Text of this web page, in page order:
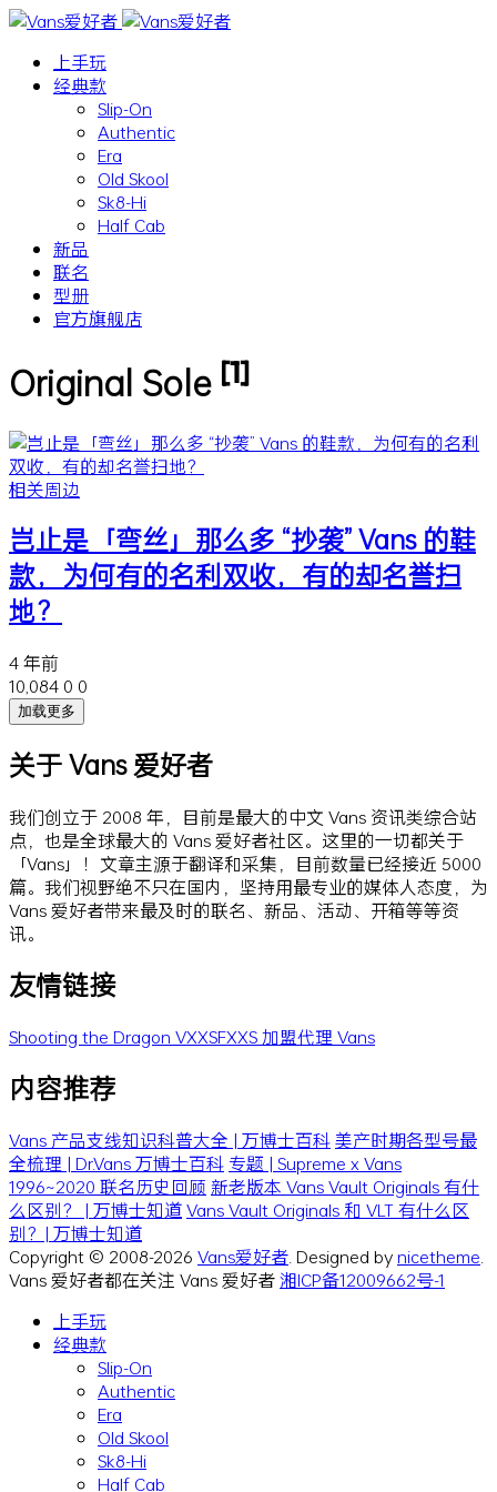
上手玩
经典款
Slip-On
Authentic
Era
Old Skool
Sk8-Hi
Half Cab
新品
联名
型册
官方旗舰店
Original Sole [1]
相关周边
岂止是「弯丝」那么多 “抄袭” Vans 的鞋
款，为何有的名利双收，有的却名誉扫
地？
4 年前
10,084 0 0
加载更多
关于 Vans 爱好者
我们创立于 2008 年，目前是最大的中文 Vans 资讯类综合站
点，也是全球最大的 Vans 爱好者社区。这里的一切都关于
「Vans」！文章主源于翻译和采集，目前数量已经接近 5000
篇。我们视野绝不只在国内，坚持用最专业的媒体人态度，为
Vans 爱好者带来最及时的联名、新品、活动、开箱等等资
讯。
友情链接
Shooting the Dragon VXXSFXXS加盟代理 Vans
内容推荐
Vans 产品支线知识科普大全 | 万博士百科美产时期各型号最
全梳理 | Dr.Vans 万博士百科 专题 | Supreme x Vans
1996~2020 联名历史回顾 新老版本 Vans Vault Originals 有什
么区别？ | 万博士知道Vans Vault Originals 和 VLT 有什么区
别？| 万博士知道
Copyright © 2008-2026 Vans爱好者 . Designed bynicetheme
Vans 爱好者都在关注 Vans 爱好者湘ICP备12009662号-1
上手玩
经典款
Slip-On
Authentic
Era
Old Skool
Sk8-Hi
Half Cab